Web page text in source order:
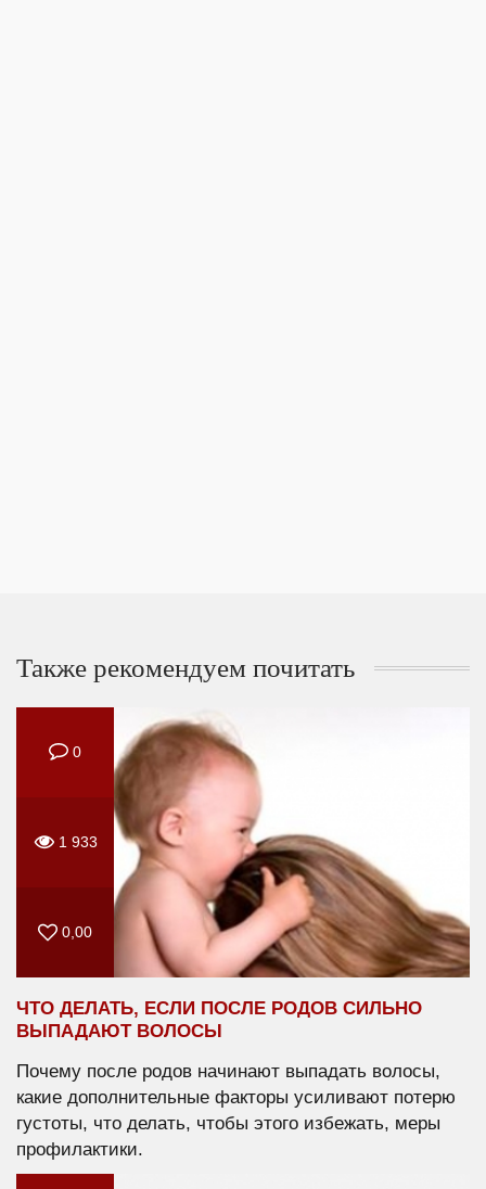
Также рекомендуем почитать
0
1 933
0,00
ЧТО ДЕЛАТЬ, ЕСЛИ ПОСЛЕ РОДОВ СИЛЬНО
ВЫПАДАЮТ ВОЛОСЫ
Почему после родов начинают выпадать волосы,
какие дополнительные факторы усиливают потерю
густоты, что делать, чтобы этого избежать, меры
профилактики.